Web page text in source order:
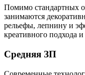
Помимо стандартных
занимаются
рельефы, лепнину и
креативного подхода
Средняя ЗП